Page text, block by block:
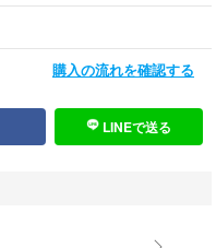
購入の流れを確認する
LINEで送る